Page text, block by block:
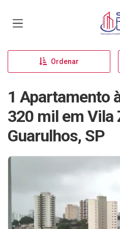
Ordenar
1 Apartamento
320 mil em Vila
Guarulhos, SP